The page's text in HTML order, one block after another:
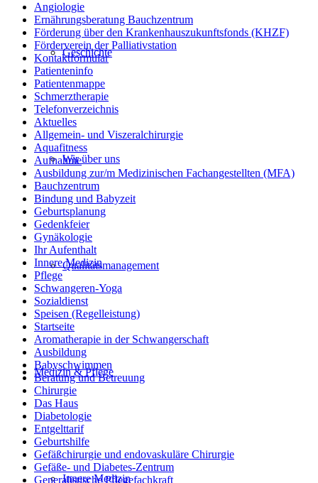
Geschichte
Wir über uns
Qualitätsmanagement
Medizin & Pflege
Innere Medizin
Angiologie
Ernährungsberatung Bauchzentrum
Förderung über den Krankenhauszukunftsfonds (KHZF)
Förderverein der Palliativstation
Kontaktformular
Patienteninfo
Patientenmappe
Schmerztherapie
Telefonverzeichnis
Aktuelles
Allgemein- und Viszeralchirurgie
Aquafitness
Aufnahme
Ausbildung zur/m Medizinischen Fachangestellten (MFA)
Bauchzentrum
Bindung und Babyzeit
Geburtsplanung
Gedenkfeier
Gynäkologie
Ihr Aufenthalt
Innere Medizin
Pflege
Schwangeren-Yoga
Sozialdienst
Speisen (Regelleistung)
Startseite
Aromatherapie in der Schwangerschaft
Ausbildung
Babyschwimmen
Beratung und Betreuung
Chirurgie
Das Haus
Diabetologie
Entgelttarif
Geburtshilfe
Gefäßchirurgie und endovaskuläre Chirurgie
Gefäße- und Diabetes-Zentrum
Generalistische Pflegefachkraft